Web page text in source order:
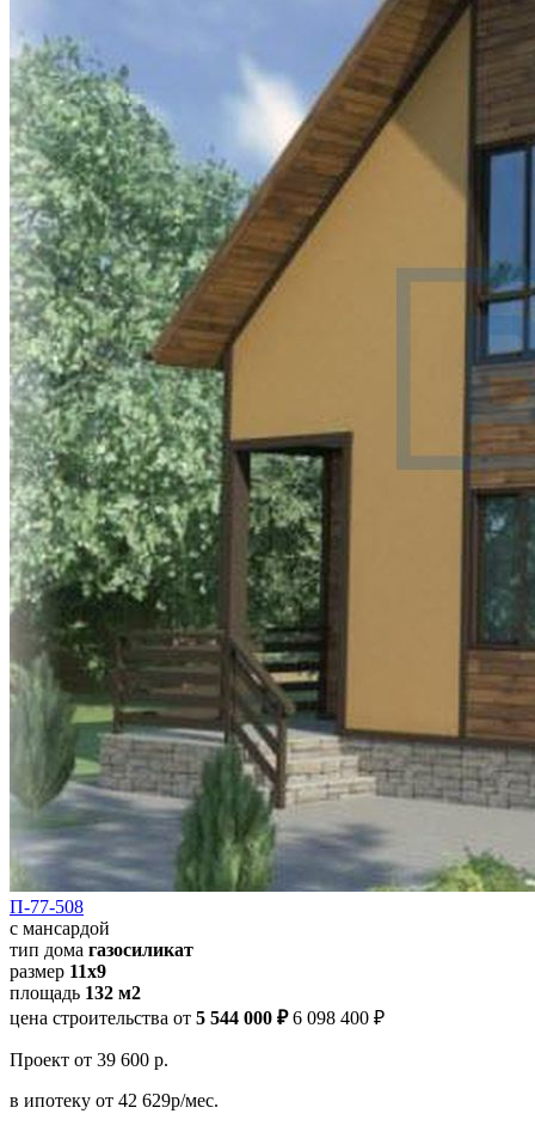
П-77-508
с мансардой
тип дома газосиликат
размер 11х9
площадь 132 м2
цена строительства от 5 544 000 ₽ 6 098 400 ₽
Проект от 39 600 р.
в ипотеку от 42 629р/мес.